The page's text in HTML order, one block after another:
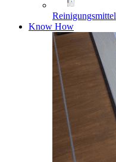
Reinigungsmittel
Know How